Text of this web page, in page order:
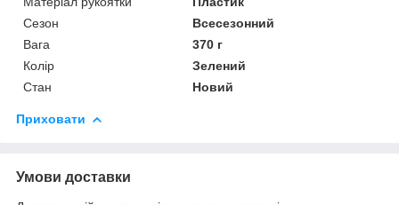
Сезон
Всесезонний
Вага
370 г
Колір
Зелений
Стан
Новий
Приховати
Умови доставки